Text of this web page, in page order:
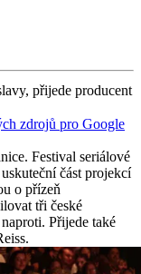
přijede producent
zdrojů pro Google
Festival seriálové
část projekcí
o přízeň
tři české
Přijede také